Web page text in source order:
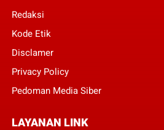
Redaksi
Kode Etik
Disclamer
Privacy Policy
Pedoman Media Siber
LAYANAN LINK